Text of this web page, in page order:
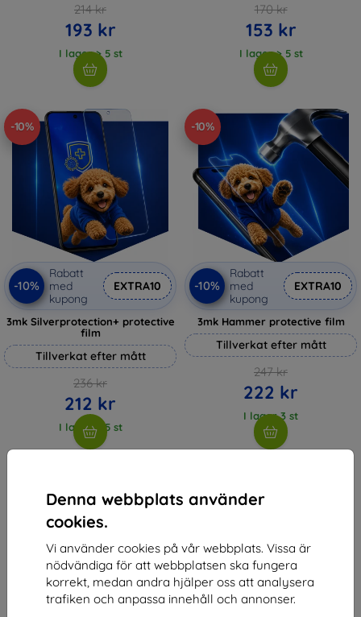
Denna webbplats använder
cookies.
Vi använder cookies på vår webbplats. Vissa är
nödvändiga för att webbplatsen ska fungera
korrekt, medan andra hjälper oss att analysera
trafiken och anpassa innehåll och annonser.
214 kr
193 kr
I lager > 5 st
170 kr
153 kr
I lager > 5 st
-10%
-10%
Rabatt
med
kupong
EXTRA10
3mk Silverprotection+ protective
film
Tillverkat efter mått
236 kr
212 kr
I lager > 5 st
-10%
-10%
Rabatt
med
kupong
EXTRA10
3mk Hammer protective film
Tillverkat efter mått
247 kr
222 kr
I lager 3 st
av totalt4.